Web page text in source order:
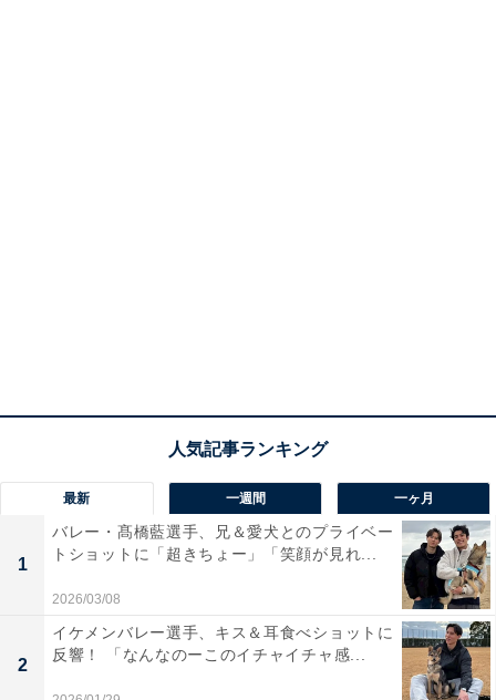
最新 一週間 一ヶ月
1
バレー・髙橋藍選手、兄＆愛犬とのプライベー
トショットに「超きちょー」「笑顔が見れ...
2026/03/08
2
イケメンバレー選手、キス＆耳食べショットに
反響！ 「なんなのーこのイチャイチャ感...